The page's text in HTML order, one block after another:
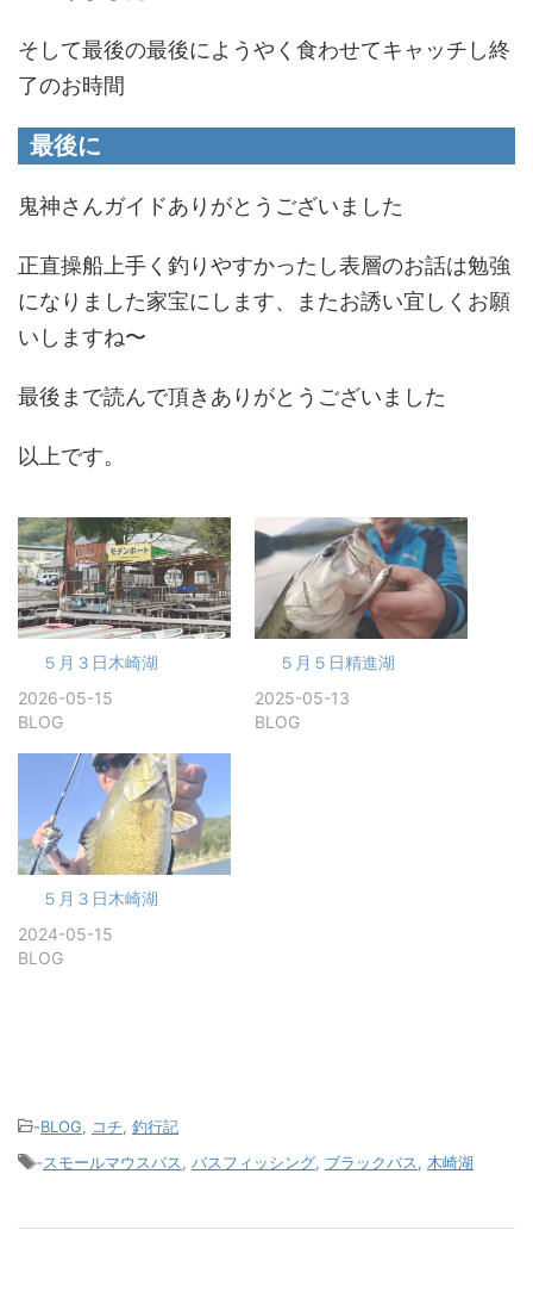
そして最後の最後にようやく食わせてキャッチし終
了のお時間
最後に
鬼神さんガイドありがとうございました
正直操船上手く釣りやすかったし表層のお話は勉強
になりました家宝にします、またお誘い宜しくお願
いしますね〜
最後まで読んで頂きありがとうございました
以上です。
５月３日木崎湖
2026-05-15
BLOG
５月５日精進湖
2025-05-13
BLOG
５月３日木崎湖
2024-05-15
BLOG
-BLOG, コチ, 釣行記
-スモールマウスバス, バスフィッシング, ブラックバス, 木崎湖